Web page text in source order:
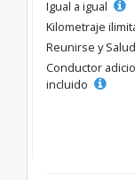
Igual a igual
Kilometraje
Reunirse y
Conductor
incluido